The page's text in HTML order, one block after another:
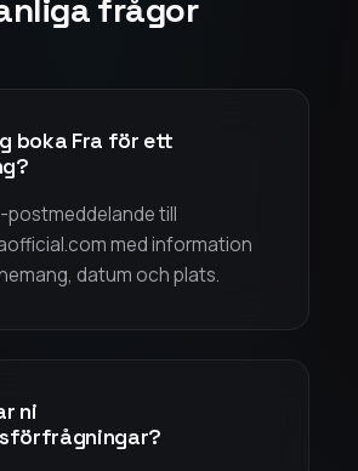
frågor
boka Fra för ett
postmeddelande till
med information
datum och plats.
ni